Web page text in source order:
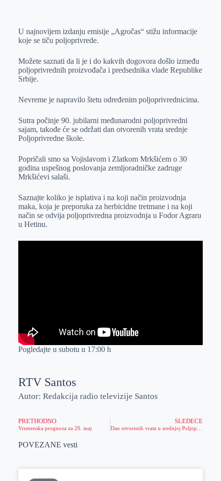
e
Is
p
p
a
l
U najnovijem izdanju emisije „Agročas“ stižu informacije
koje se tiču poljoprivrede.
Možete saznati da li je i do kakvih dogovora došlo između
poljoprivrednih proizvođača i predsednika vlade Republike
Srbije.
Nevreme je napravilo štetu određenim poljoprivrednicima.
Sutra počinje 90. jubilarni međunarodni poljoprivredni
sajam, takođe će se održati dan otvorenih vrata srednje
Poljoprivredne škole.
Popričali smo sa Vojislavom i Zlatkom Mrkšićem o 30
godina uspešnog poslovanja zemljoradničke zadruge
Mrkšićevi salaši.
Saznajte koliko je isplativa i na koji način proizvodnja
maka, koja je preporuka za herbicidne tretmane i na koji
način se odvija poljoprivredna proizvodnja u Fodor Agraru
u Hetinu.
Pogledajte u subotu u 17:00 h
RTV Santos
Autor: Redakcija radio televizije Santos
PRETHODNO
Vremenska prognoza za 20. maj
SLEDEĆE
POVEZANE vesti